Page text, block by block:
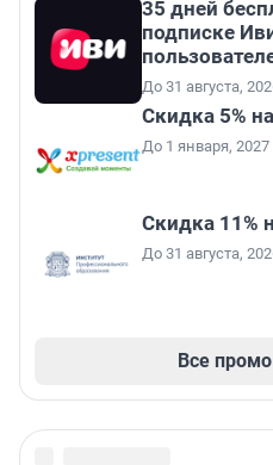
35 дней
подписке
До 31 августа,
Скидка 5%
До 1 января, 2027
Скидка 11%
До 31 августа,
Все